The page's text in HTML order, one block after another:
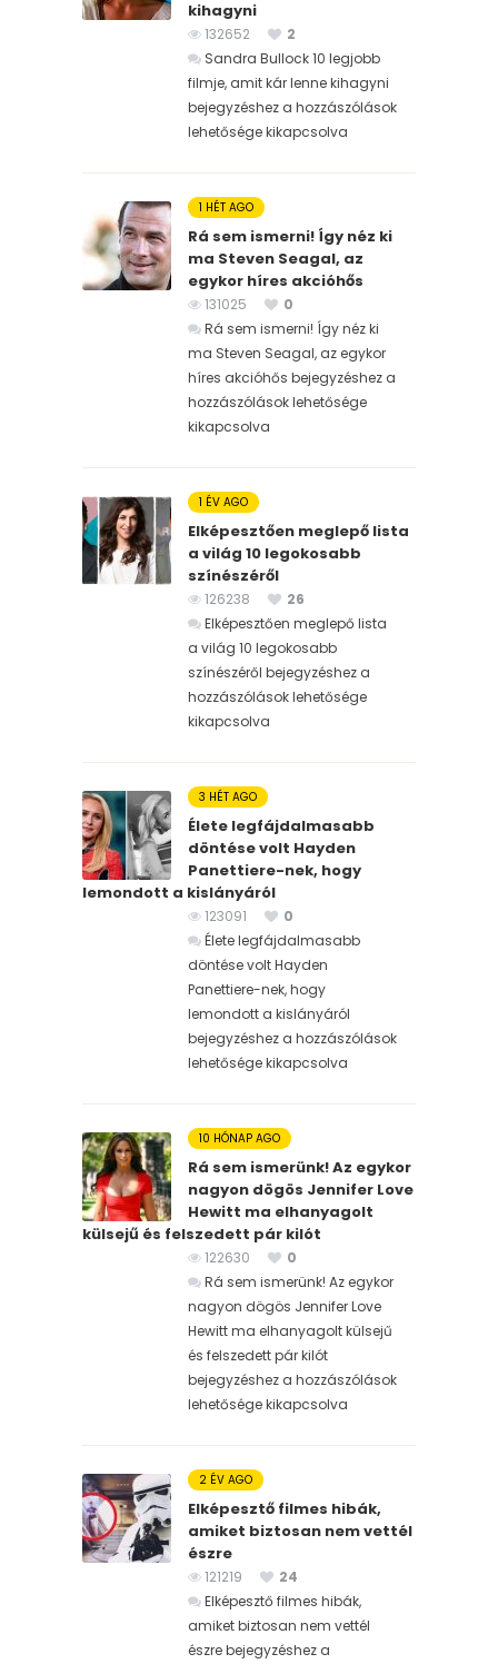
kihagyni
132652
2
Sandra Bullock 10 legjobb
filmje, amit kár lenne kihagyni
bejegyzéshez a hozzászólások
lehetősége kikapcsolva
1 HÉT AGO
Rá sem ismerni! Így néz ki
ma Steven Seagal, az
egykor híres akcióhős
131025
0
Rá sem ismerni! Így néz ki
ma Steven Seagal, az egykor
híres akcióhős bejegyzéshez a
hozzászólások lehetősége
kikapcsolva
1 ÉV AGO
Elképesztően meglepő lista
a világ 10 legokosabb
színészéről
126238
26
Elképesztően meglepő lista
a világ 10 legokosabb
színészéről bejegyzéshez a
hozzászólások lehetősége
kikapcsolva
3 HÉT AGO
Élete legfájdalmasabb
döntése volt Hayden
Panettiere-nek, hogy
lemondott a kislányáról
123091
0
Élete legfájdalmasabb
döntése volt Hayden
Panettiere-nek, hogy
lemondott a kislányáról
bejegyzéshez a hozzászólások
lehetősége kikapcsolva
10 HÓNAP AGO
Rá sem ismerünk! Az egykor
nagyon dögös Jennifer Love
Hewitt ma elhanyagolt
külsejű és felszedett pár kilót
122630
0
Rá sem ismerünk! Az egykor
nagyon dögös Jennifer Love
Hewitt ma elhanyagolt külsejű
és felszedett pár kilót
bejegyzéshez a hozzászólások
lehetősége kikapcsolva
2 ÉV AGO
Elképesztő filmes hibák,
amiket biztosan nem vettél
észre
121219
24
Elképesztő filmes hibák,
amiket biztosan nem vettél
észre bejegyzéshez a